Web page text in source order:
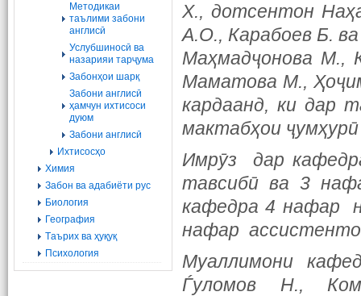
Методикаи
таълими забони
англисӣ
Услубшиносӣ ва
назарияи тарҷума
Забонҳои шарқ
Забони англисӣ
ҳамчун ихтисоси
дуюм
Забони англисӣ
Ихтисосҳо
Химия
Забон ва адабиёти рус
Биология
География
Tаърих ва ҳуқуқ
Психология
Х., дотсентон
А.О., Карабоев Б.
Маҳмадҷонова М.,
Маматова М.,
кардаанд, ки дар
мактабҳои
Имрӯз дар
тавсибӣ ва 3
кафедра 4 нафар
нафар
Муаллимони
Ѓуломов Н.,